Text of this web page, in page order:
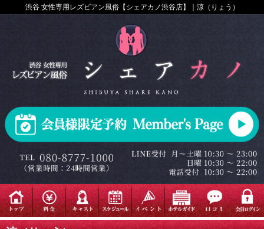
渋谷 女性専用レズビアン風俗【シェアカノ渋谷店】｜涼（りょう）